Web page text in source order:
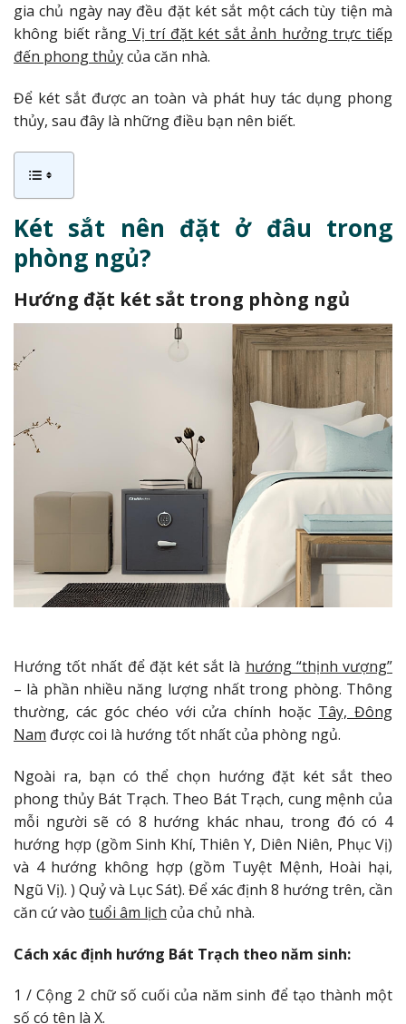
gia chủ ngày nay đều đặt két sắt một cách tùy tiện mà
không biết rằng Vị trí đặt két sắt ảnh hưởng trực tiếp
đến phong thủycủa căn nhà.
Để két sắt được an toàn và phát huy tác dụng phong
thủy, sau đây là những điều bạn nên biết.
Két sắt nên đặt ở đâu trong
phòng ngủ?
Hướng đặt két sắt trong phòng ngủ
Hướng tốt nhất để đặt két sắt là hướng “thịnh vượng”
– là phần nhiều năng lượng nhất trong phòng. Thông
thường, các góc chéo với cửa chính hoặc Tây, Đông
Nam được coi là hướng tốt nhất của phòng ngủ.
Ngoài ra, bạn có thể chọn hướng đặt két sắt theo
phong thủy Bát Trạch. Theo Bát Trạch, cung mệnh của
mỗi người sẽ có 8 hướng khác nhau, trong đó có 4
hướng hợp (gồm Sinh Khí, Thiên Y, Diên Niên, Phục Vị)
và 4 hướng không hợp (gồm Tuyệt Mệnh, Hoài hại,
Ngũ Vị). ) Quỷ và Lục Sát). Để xác định 8 hướng trên, cần
căn cứ vào tuổi âm lịch của chủ nhà.
Cách xác định hướng Bát Trạch theo năm sinh:
1 / Cộng 2 chữ số cuối của năm sinh để tạo thành một
số có tên là X.